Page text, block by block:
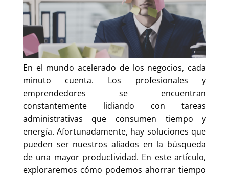
En el mundo acelerado de los negocios, cada
minuto cuenta. Los profesionales y
emprendedores se encuentran
constantemente lidiando con tareas
administrativas que consumen tiempo y
energía. Afortunadamente, hay soluciones que
pueden ser nuestros aliados en la búsqueda
de una mayor productividad. En este artículo,
exploraremos cómo podemos ahorrar tiempo